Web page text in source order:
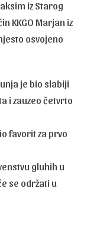
iz Starog
KKGO Marjan iz
osvojeno
je bio slabiji
i zauzeo četvrto
favorit za prvo
gluhih u
se održati u